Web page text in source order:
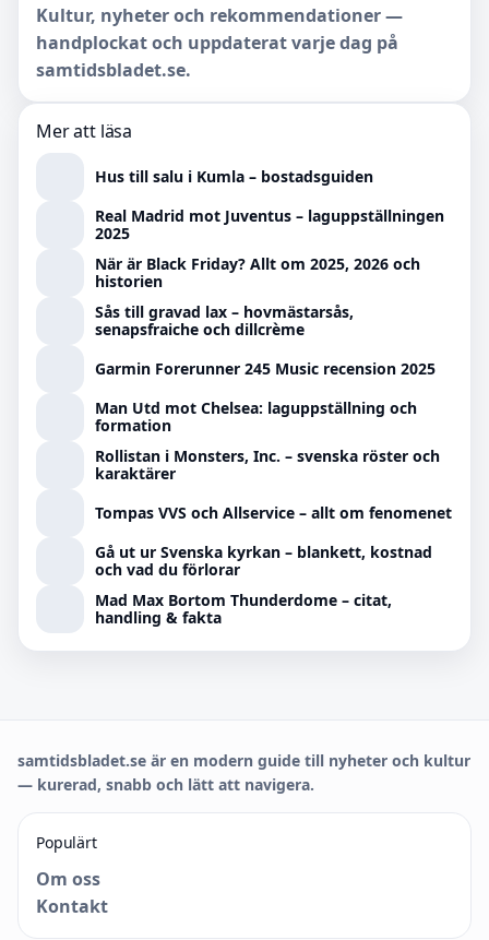
Kultur, nyheter och rekommendationer —
handplockat och uppdaterat varje dag på
samtidsbladet.se.
Mer att läsa
Hus till salu i Kumla – bostadsguiden
Real Madrid mot Juventus – laguppställningen
2025
När är Black Friday? Allt om 2025, 2026 och
historien
Sås till gravad lax – hovmästarsås,
senapsfraiche och dillcrème
Garmin Forerunner 245 Music recension 2025
Man Utd mot Chelsea: laguppställning och
formation
Rollistan i Monsters, Inc. – svenska röster och
karaktärer
Tompas VVS och Allservice – allt om fenomenet
Gå ut ur Svenska kyrkan – blankett, kostnad
och vad du förlorar
Mad Max Bortom Thunderdome – citat,
handling & fakta
samtidsbladet.se är en modern guide till nyheter och kultur
— kurerad, snabb och lätt att navigera.
Populärt
Om oss
Kontakt